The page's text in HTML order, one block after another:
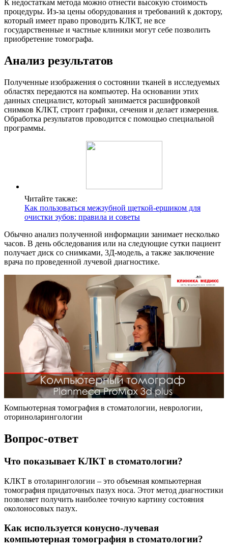
К недостаткам метода можно отнести высокую стоимость
процедуры. Из-за цены оборудования и требований к доктору,
который имеет право проводить КЛКТ, не все
государственные и частные клиники могут себе позволить
приобретение томографа.
Анализ результатов
Полученные изображения о состоянии тканей в исследуемых
областях передаются на компьютер. На основании этих
данных специалист, который занимается расшифровкой
снимков КЛКТ, строит графики, сечения и делает измерения.
Обработка результатов проводится с помощью специальной
программы.
Читайте также:
Как пользоваться межзубной щеткой-ершиком для
очистки зубов: правила и советы
Обычно анализ полученной информации занимает несколько
часов. В день обследования или на следующие сутки пациент
получает диск со снимками, 3Д-модель, а также заключение
врача по проведенной лучевой диагностике.
Компьютерная томография в стоматологии, неврологии,
оториноларингологии
Вопрос-ответ
Что показывает КЛКТ в стоматологии?
КЛКТ в отоларингологии – это объемная компьютерная
томография придаточных пазух носа. Этот метод диагностики
позволяет получить наиболее точную картину состояния
околоносовых пазух.
Как используется конусно-лучевая
компьютерная томография в стоматологии?